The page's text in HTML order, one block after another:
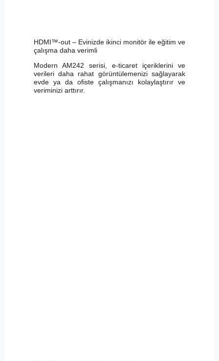
HDMI™-out – Evinizde ikinci monitör ile eğitim ve
çalışma daha verimli
Modern AM242 serisi, e-ticaret içeriklerini ve
verileri daha rahat görüntülemenizi sağlayarak
evde ya da ofiste çalışmanızı kolaylaştırır ve
veriminizi arttırır.